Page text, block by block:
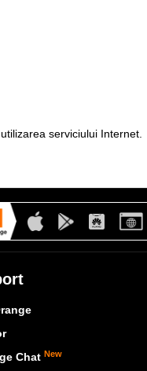
serviciului Internet.
Chat New